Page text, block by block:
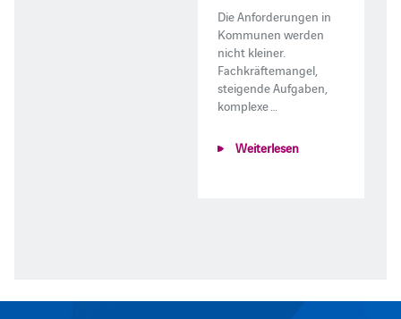
Die Anforderungen in
Kommunen werden
nicht kleiner.
Fachkräftemangel,
steigende Aufgaben,
komplexe …
Weiterlesen